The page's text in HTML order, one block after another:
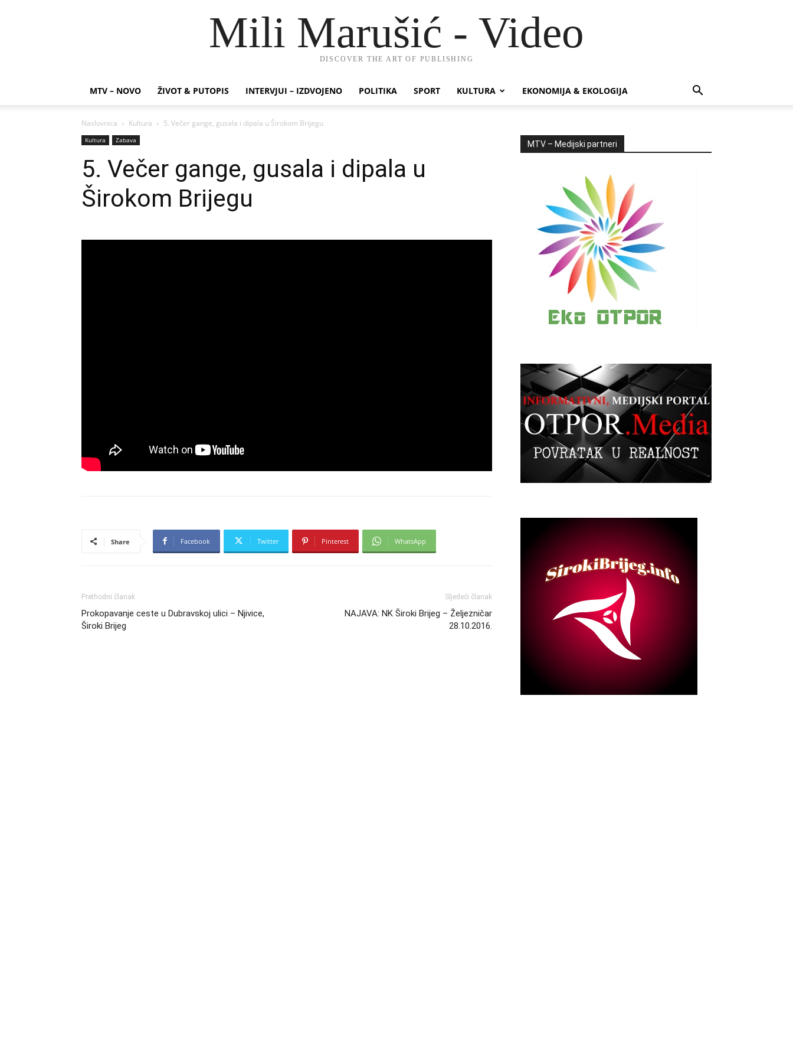
Mili Marušić - Video
DISCOVER THE ART OF PUBLISHING
MTV – NOVO ŽIVOT & PUTOPIS INTERVJUI – IZDVOJENO POLITIKA SPORT KULTURA EKONOMIJA & EKOLOGIJA
Naslovnica Kultura 5. Večer gange, gusala i dipala u Širokom Brijegu
Kultura Zabava
5. Večer gange, gusala i dipala u
Širokom Brijegu
Share Facebook Twitter Pinterest WhatsApp
Prethodni članak
Prokopavanje ceste u Dubravskoj ulici – Njivice,
Široki Brijeg
Sljedeći članak
NAJAVA: NK Široki Brijeg – Željezničar
28.10.2016.
MTV – Medijski partneri